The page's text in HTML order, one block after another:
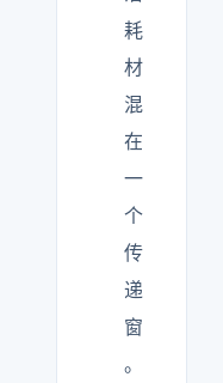
耗
材
混
在
一
个
传
递
窗
。